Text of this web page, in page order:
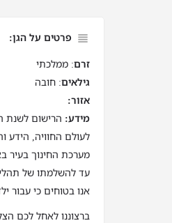
פרטים על הגן:
זרם: ממלכתי
גילאים: חובה
אזור:
מידע: הרישום לשנת
לעולם החוויה, הידע
מערכת החינוך בעיר
עד להשלמתו של
אנו בטוחים כי עבור
ברצוננו לאחל לכם